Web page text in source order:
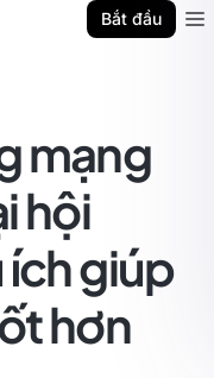
Bắt đầu
mạng
hội
giúp
hơn